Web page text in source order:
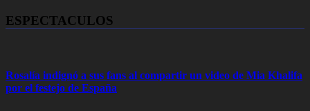
ESPECTACULOS
Rosalía indignó a sus fans al compartir un video de Mia Khalifa
por el festejo de España